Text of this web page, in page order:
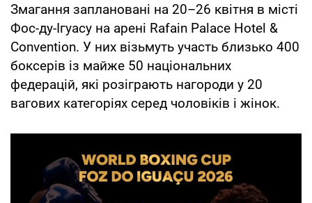
Змагання заплановані на 20–26 квітня в місті
Фос-ду-Ігуасу на арені Rafain Palace Hotel &
Convention. У них візьмуть участь близько 400
боксерів із майже 50 національних
федерацій, які розіграють нагороди у 20
вагових категоріях серед чоловіків і жінок.